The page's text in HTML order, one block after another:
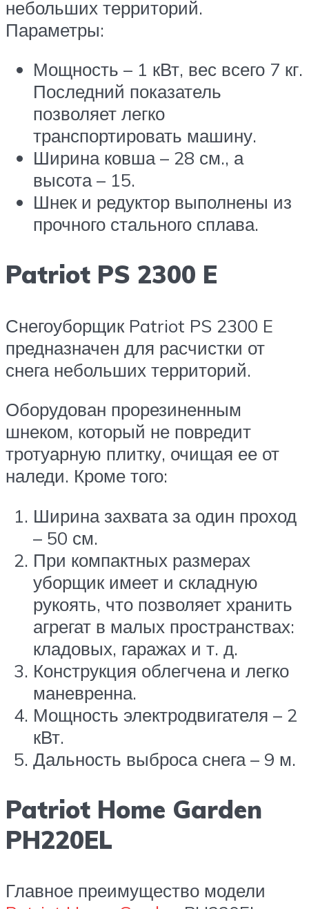
небольших территорий.
Параметры:
Мощность – 1 кВт, вес всего 7 кг.
Последний показатель
позволяет легко
транспортировать машину.
Ширина ковша – 28 см., а
высота – 15.
Шнек и редуктор выполнены из
прочного стального сплава.
Patriot PS 2300 E
Снегоуборщик Patriot PS 2300 E
предназначен для расчистки от
снега небольших территорий.
Оборудован прорезиненным
шнеком, который не повредит
тротуарную плитку, очищая ее от
наледи. Кроме того:
Ширина захвата за один проход
– 50 см.
При компактных размерах
уборщик имеет и складную
рукоять, что позволяет хранить
агрегат в малых пространствах:
кладовых, гаражах и т. д.
Конструкция облегчена и легко
маневренна.
Мощность электродвигателя – 2
кВт.
Дальность выброса снега – 9 м.
Patriot Home Garden
PH220EL
Главное преимущество модели